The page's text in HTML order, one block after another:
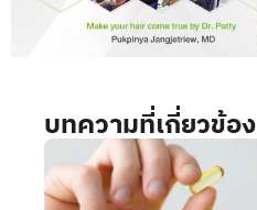
บทความที่เกี่ยวข้อง